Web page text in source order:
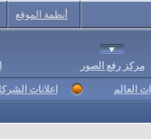
أنظمة الموقع
مركز رفع الصور
العالم اعلانات